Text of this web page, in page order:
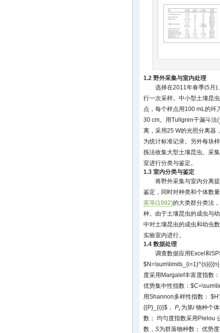
1.2 野外采集与室内处理
选择在2011年春季(5月)
行一次采样。中小型土壤昆
点，每个样点用100 mL的
30 cm。用Tullgren干漏斗法(
离，采用25 W的光照分离器
为统计标准记录。另外每块
拣法收集大型土壤昆虫。采
室进行分类与鉴定。
1.3 室内分类与鉴定
将野外采集与室内分离
鉴定，同时对种类和个体数
英等(1992)的大类群分类法
种。由于土壤昆虫的成虫与
中对土壤昆虫的成虫和幼虫
实验室内进行。
1.4 数据处理
调查数据应用Excel和
度采用Margalef丰富度指数：
优势集中性指数：
用Shannon多样性指数：
{{P}_{i}}$， Pi 为第i 物种个
数； 均匀度指数采用Pielou
数， S为群落物种数； 优势